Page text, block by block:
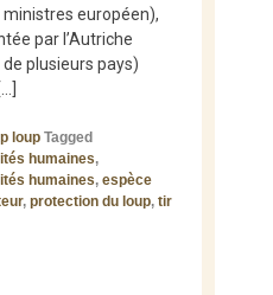
européen),
par l’Autriche
plusieurs pays)
loup Tagged
humaines,
humaines, espèce
, protection du loup, tir